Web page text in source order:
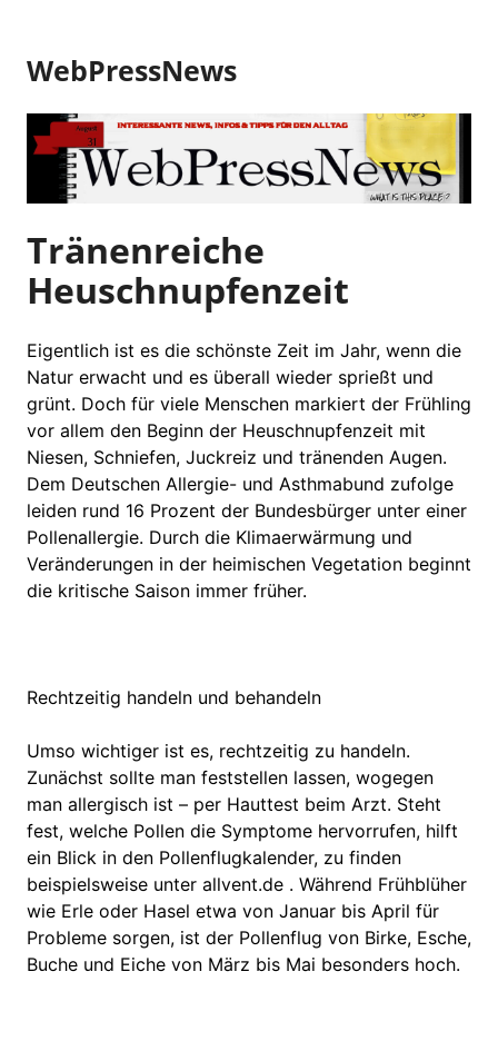
m
n
h
l
p
r
n
g
e
n
WebPressNews
Tränenreiche
Heuschnupfenzeit
Eigentlich ist es die schönste Zeit im Jahr, wenn die
Natur erwacht und es überall wieder sprießt und
grünt. Doch für viele Menschen markiert der Frühling
vor allem den Beginn der Heuschnupfenzeit mit
Niesen, Schniefen, Juckreiz und tränenden Augen.
Dem Deutschen Allergie- und Asthmabund zufolge
leiden rund 16 Prozent der Bundesbürger unter einer
Pollenallergie. Durch die Klimaerwärmung und
Veränderungen in der heimischen Vegetation beginnt
die kritische Saison immer früher.
Rechtzeitig handeln und behandeln
Umso wichtiger ist es, rechtzeitig zu handeln.
Zunächst sollte man feststellen lassen, wogegen
man allergisch ist – per Hauttest beim Arzt. Steht
fest, welche Pollen die Symptome hervorrufen, hilft
ein Blick in den Pollenflugkalender, zu finden
beispielsweise unter allvent.de . Während Frühblüher
wie Erle oder Hasel etwa von Januar bis April für
Probleme sorgen, ist der Pollenflug von Birke, Esche,
Buche und Eiche von März bis Mai besonders hoch.